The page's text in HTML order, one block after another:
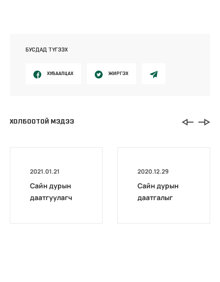
БУСДАД ТҮГЭЭХ
ХУВААЛЦАХ ЖИРГЭХ
ХОЛБООТОЙ МЭДЭЭ
2021.01.21
Сайн дурын
даатгуулагч
2020.12.29
Сайн дурын
даатгалыг